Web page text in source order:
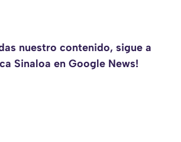
nuestro contenido, sigue a
Sinaloa en Google News!